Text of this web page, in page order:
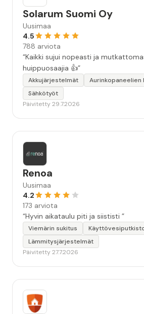
Solarum Suomi Oy
Uusimaa
4.5
788 arviota
“Kaikki sujui nopeasti ja
huippuosaajia 👍”
Akkujärjestelmät
Aurinkopaneelien
Sähkötyöt
Päivitetty 29.7.2026
Renoa
Uusimaa
4.2
173 arviota
“Hyvin aikataulu piti ja siististi ”
Viemärin sukitus
Lämmitysjärjestelmät
Päivitetty 27.7.2026